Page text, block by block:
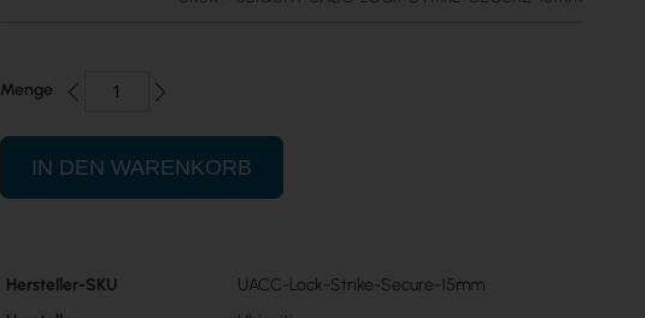
Menge
IN DEN WARENKORB
Mehr
Hersteller-SKU
UACC-Lock-Strike-Secure-15mm